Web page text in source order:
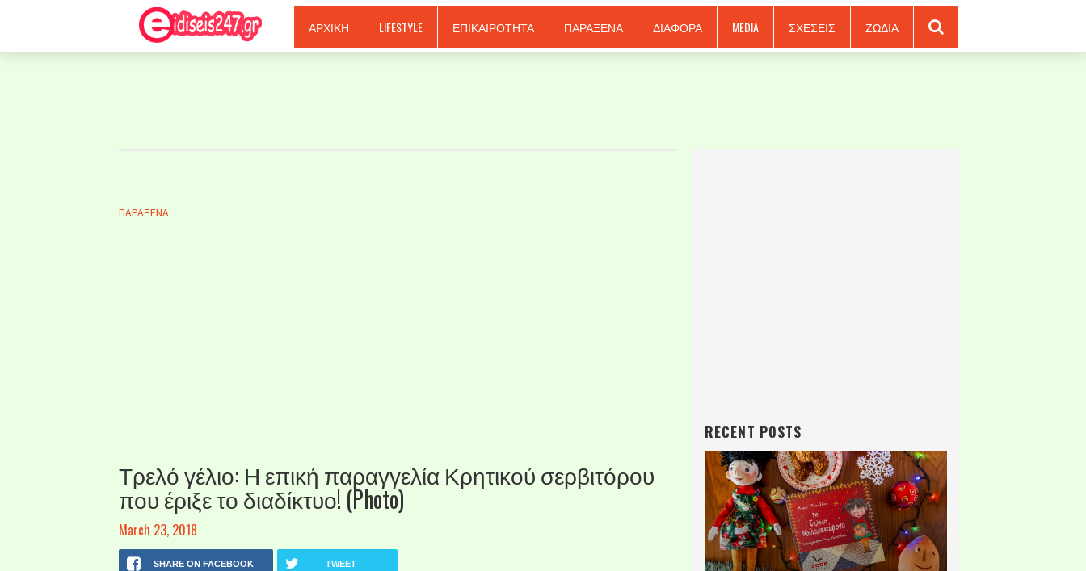
Ξερόλας ΑΡΧΙΚΗ LIFESTYLE ΕΠΙΚΑΙΡΟΤΗΤΑ ΠΑΡΑΞΕΝΑ ΔΙΑΦΟΡΑ MEDIA ΣΧΕΣΕΙΣ ΖΩΔΙΑ
ΠΑΡΑΞΕΝΑ
Τρελό γέλιο: Η επική παραγγελία Κρητικού σερβιτόρου
που έριξε το διαδίκτυο! (Photo)
March 23, 2018
SHARE ON FACEBOOK TWEET
RECENT POSTS